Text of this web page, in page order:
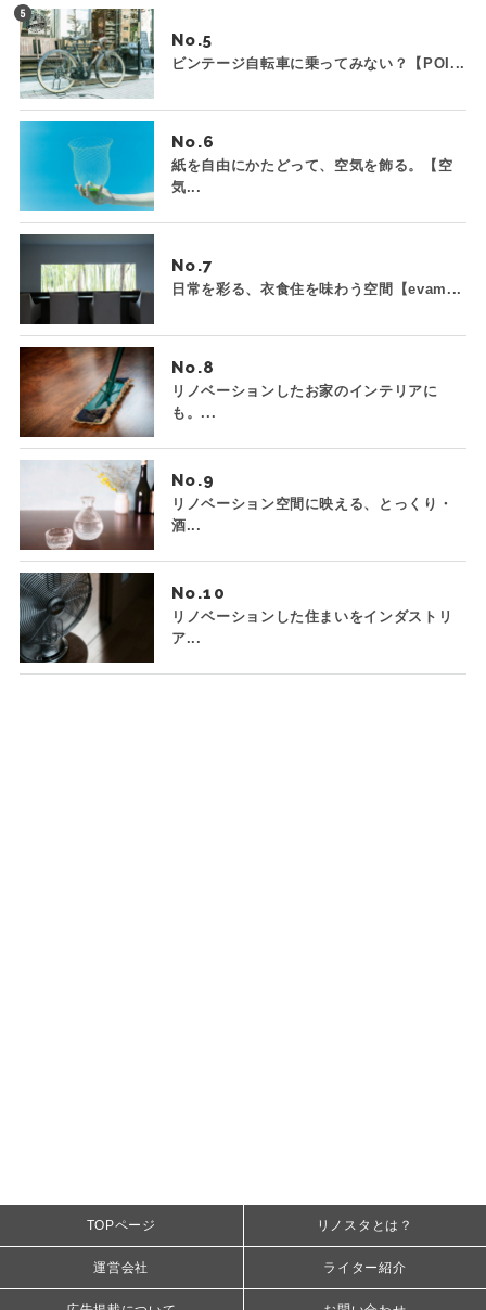
No.
ビンテージ自転車に乗ってみない？【POI...
No.
紙を自由にかたどって、空気を飾る。【空
気...
No.
日常を彩る、衣食住を味わう空間【evam...
No.
リノベーションしたお家のインテリアに
も。...
No.
リノベーション空間に映える、とっくり・
酒...
No.
リノベーションした住まいをインダストリ
ア...
TOPページ リノスタとは？
運営会社 ライター紹介